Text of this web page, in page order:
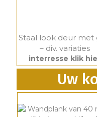
Staal look deur met
– div. variaties
interresse klik
Uw